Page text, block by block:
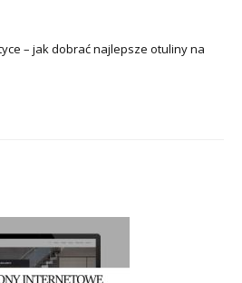
– jak dobrać najlepsze otuliny na